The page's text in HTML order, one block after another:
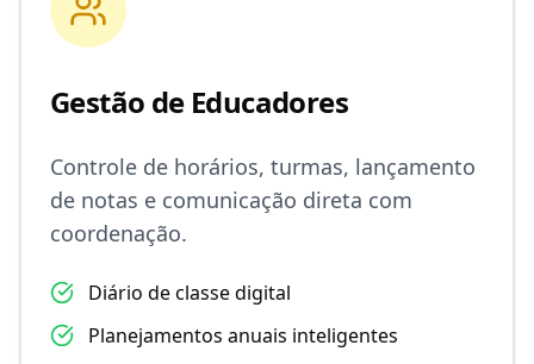
Gestão de Educadores
Controle de horários, turmas, lançamento
de notas e comunicação direta com
coordenação.
Diário de classe digital
Planejamentos anuais inteligentes